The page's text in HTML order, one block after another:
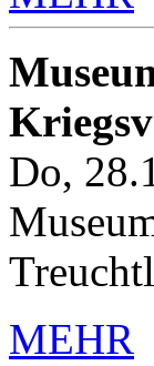
Do,
MEHR